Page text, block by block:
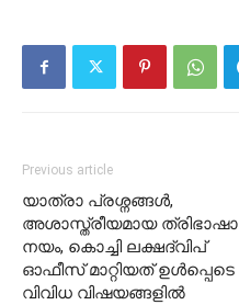
Previous article
യാത്രാ പ്രശ്നങ്ങൾ,
അശാസ്ത്രീയമായ ത്രിഭാഷാ
നയം, കൊച്ചി ലക്ഷദ്വിപ്
ഓഫീസ് മാറ്റിയത് ഉൾപ്പെടെ
വിവിധ വിഷയങ്ങളിൽ